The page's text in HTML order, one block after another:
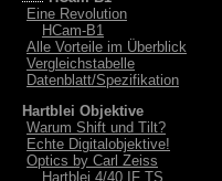
Eine Revolution
HCam-B1
Alle Vorteile im Überblick
Vergleichstabelle
Datenblatt/Spezifikation
Hartblei Objektive
Warum Shift und Tilt?
Echte Digitalobjektive!
Optics by Carl Zeiss
Hartblei 4/40 IF TS